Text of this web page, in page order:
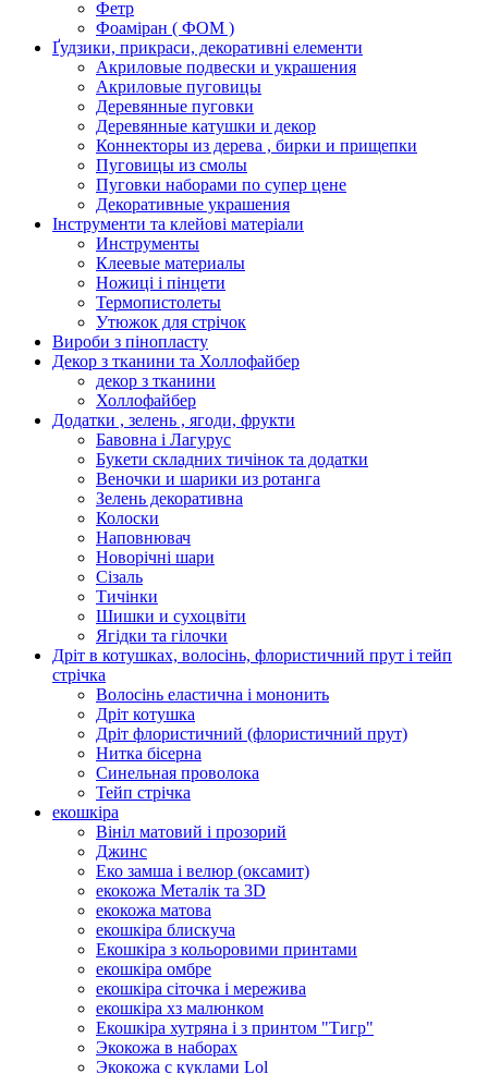
Фетр
Фоаміран ( ФОМ )
Ґудзики, прикраси, декоративні елементи
Акриловые подвески и украшения
Акриловые пуговицы
Деревянные пуговки
Деревянные катушки и декор
Коннекторы из дерева , бирки и прищепки
Пуговицы из смолы
Пуговки наборами по супер цене
Декоративные украшения
Інструменти та клейові матеріали
Инструменты
Клеевые материалы
Ножиці і пінцети
Термопистолеты
Утюжок для стрічок
Вироби з пінопласту
Декор з тканини та Холлофайбер
декор з тканини
Холлофайбер
Додатки , зелень , ягоди, фрукти
Бавовна і Лагурус
Букети складних тичінок та додатки
Веночки и шарики из ротанга
Зелень декоративна
Колоски
Наповнювач
Новорічні шари
Сізаль
Тичінки
Шишки и сухоцвіти
Ягідки та гілочки
Дріт в котушках, волосінь, флористичний прут і тейп
стрічка
Волосінь еластична і мононить
Дріт котушка
Дріт флористичний (флористичний прут)
Нитка бісерна
Синельная проволока
Тейп стрічка
екошкіра
Вініл матовий і прозорий
Джинс
Еко замша і велюр (оксамит)
екокожа Металік та 3D
екокожа матова
екошкіра блискуча
Екошкіра з кольоровими принтами
екошкіра омбре
екошкіра сіточка і мережива
екошкіра хз малюнком
Екошкіра хутряна і з принтом "Тигр"
Экокожа в наборах
Экокожа с куклами Lol